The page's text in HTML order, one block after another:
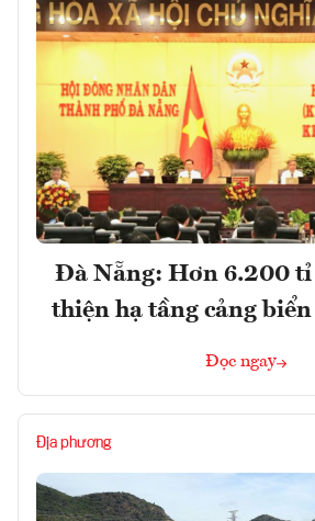
Đà Nẵng: Hơn 6.200 tỉ
thiện hạ tầng cảng
Đọc ngay
Địa phương